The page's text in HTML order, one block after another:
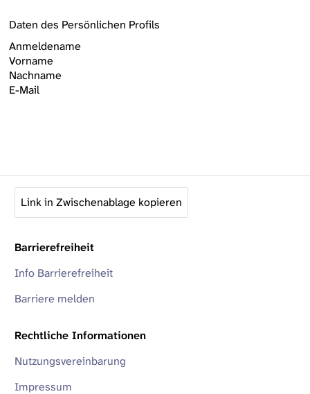
Daten des Persönlichen Profils
Anmeldename
Vorname
Nachname
E-Mail
Link in Zwischenablage kopieren
Barrierefreiheit
Info Barrierefreiheit
Barriere melden
Rechtliche Informationen
Nutzungsvereinbarung
Impressum